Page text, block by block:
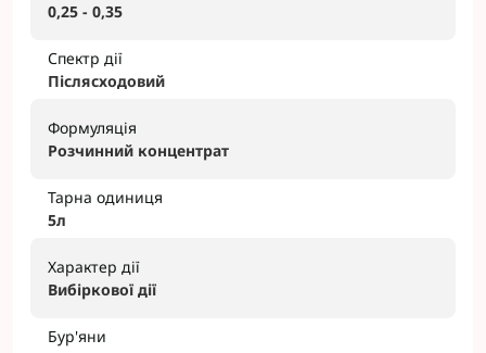
0,25 - 0,35
Спектр дії
Післясходовий
Формуляція
Розчинний концентрат
Тарна одиниця
5л
Характер дії
Вибіркової дії
Бур'яни